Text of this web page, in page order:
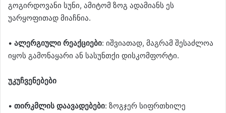
გოგირდოვანი სუნი, ამიტომ ზოგ ადამიანს ეს
უარყოფითად მიაჩნია.
• ალერგიული რეაქციები: იშვიათად, მაგრამ შესაძლოა
იყოს გამონაყარი ან სასუნთქი დისკომფორტი.
უკუჩვენებები
• თირკმლის დაავადებები: ზოგჯერ სიფრთხილე